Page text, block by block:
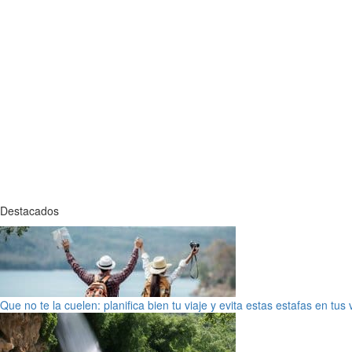
Destacados
Que no te la cuelen: planifica bien tu viaje y evita estas estafas en tus